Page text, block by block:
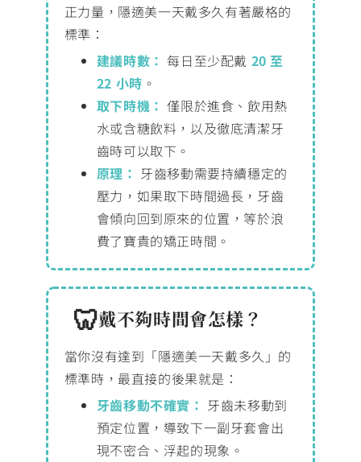
正力量，隱適美一天戴多久有著嚴格的
標準：
建議時數： 每日至少配戴 20 至
22 小時 。
取下時機： 僅限於進食、飲用熱
水或含糖飲料，以及徹底清潔牙
齒時可以取下。
原理： 牙齒移動需要持續穩定的
壓力，如果取下時間過長，牙齒
會傾向回到原來的位置，等於浪
費了寶貴的矯正時間。
戴不夠時間會怎樣？
當你沒有達到「隱適美一天戴多久」的
標準時，最直接的後果就是：
牙齒移動不確實： 牙齒未移動到
預定位置，導致下一副牙套會出
現不密合、浮起的現象。